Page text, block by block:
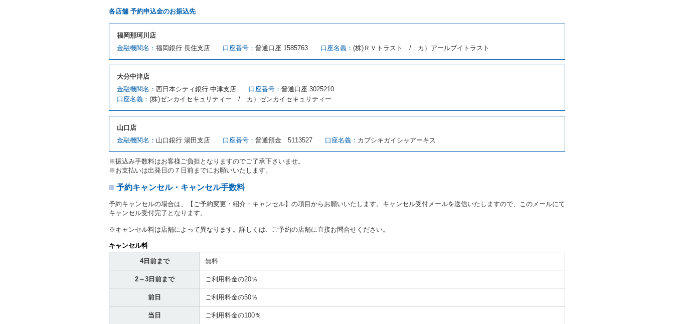
第３章／貸 渡 し
ます。ただし、貸し渡すことができるレンタカーがない場合又は借受人若しくは運転者が第８条第１項若しくは第２項各号のいずれかに
該当する場合を除きます。
運転者は、貸渡契約の締結にあたり、約款及び細則で運転者の義務と定められた事項を遵守するものとします。
当社は、監督官庁の基本通達（注１）に基づき、貸渡簿(貸渡原票)及び第１３条第１項に規定する貸渡証に運転者の氏名、住所、運転免
許の種類及び運転免許証（注２）の番号を記載し、又は運転者の運転免許証の写しを添付するため、貸渡契約の締結にあたり、借受人に
対し、借受人の指定する運転者（以下「運転者」といいます。）の運転免許証の提示を求めるほか、その写しの提出を求めることがあり
ます。この場合、借受人は、自己が運転者であるときは自己の運転免許証を提示し、借受人と運転者が異なるときはその運転者の運転免
注１）監督官庁の基本通達とは、国土交通省自動車交通局長通達「レンタカーに関する基本通達」（自旅第138号 平成7年6月13日）の
２．(10)及び(11)のことをいいます。
転免許証をいいます。
当社は、貸渡契約の締結にあたり、借受人及び運転者に対し、運転免許証のほかに本人確認ができる書類の提示を求め、及び提出された
書類の写しをとることがあります。
当社は、貸渡契約の締結にあたり、借受期間中に借受人及び運転者と連絡するための携帯電話番号等の告知を求めます。
当社は、貸渡契約の締結にあたり、借受人に対し、クレジットカード若しくは現金による支払いを求め、又はその他の支払方法を指定す
ることがあります。
当社は、借受人又は運転者が前3項に従わない場合は、貸渡契約の締結を拒絶するとともに、予約を取消すことができるものとします。
なお、この場合の予約申込金等の扱いについては、第4条第5項を適用するものとします。
第８条（貸渡契約の締結の拒絶）
借受人（運転者）が次の各号のいずれかに該当するときは、貸渡契約を締結することができないものとします。
① 貸し渡すレンタカーの運転に必要な運転免許証を有していないとき、又は運転免許証の提示をせず、もしくは当社が求めたにもかか
わらず、その運転者の運転免許証の写しの提出に同意しないとき。 ② 酒気を帯びていると認められるとき。
③ 麻薬、覚せい剤、シンナー、危険ドラッグ等による中毒症状等を呈していると認められるとき。
④ チャイルドシートがないにもかかわらず６才未満の幼児を同乗させるとき。
⑤ 指定暴力団若しくは指定暴力団関係団体の構成員若しくは関係者又はその他の反社会的組織に属している者であると認められると
各店舗 予約申込金のお振込先
福岡那珂川店
金融機関名： 福岡銀行 長住支店 口座番号： 普通口座 1585763 口座名義： (株)ＲＶトラスト / カ）アールブイトラスト
大分中津店
金融機関名： 西日本シティ銀行 中津支店 口座番号： 普通口座 3025210
口座名義： (株)ゼンカイセキュリティー / カ）ゼンカイセキュリティー
山口店
金融機関名： 山口銀行 湯田支店 口座番号： 普通預金 5113527 口座名義： カブシキガイシャアーキス
※振込み手数料はお客様ご負担となりますのでご了承下さいませ。
※お支払いは出発日の７日前までにお願いいたします。
予約キャンセル・キャンセル手数料
予約キャンセルの場合は、【ご予約変更・紹介・キャンセル】の項目からお願いいたします。キャンセル受付メールを送信いたしますので、このメールにて
キャンセル受付完了となります。
※キャンセル料は店舗によって異なります。詳しくは、ご予約の店舗に直接お問合せください。
キャンセル料
4日前まで 無料
2～3日前まで ご利用料金の20％
前日 ご利用料金の50％
当日 ご利用料金の100％